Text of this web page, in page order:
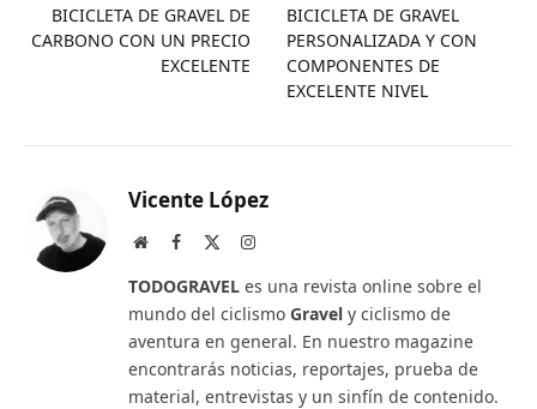
BICICLETA DE GRAVEL DE
CARBONO CON UN PRECIO
EXCELENTE
BICICLETA DE GRAVEL
PERSONALIZADA Y CON
COMPONENTES DE
EXCELENTE NIVEL
Vicente López
WebsiteFacebook Instagram
TODOGRAVEL es una revista online sobre el
mundo del ciclismo Gravel y ciclismo de
aventura en general. En nuestro magazine
encontrarás noticias, reportajes, prueba de
material, entrevistas y un sinfín de contenido.